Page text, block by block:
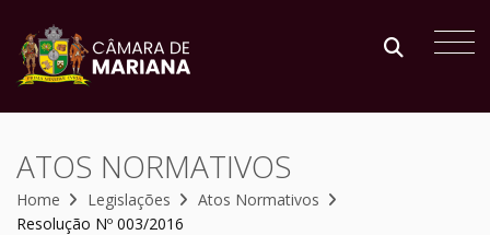
ATOS NORMATIVOS
Home Legislações
Atos Normativos
Resolução Nº 003/2016